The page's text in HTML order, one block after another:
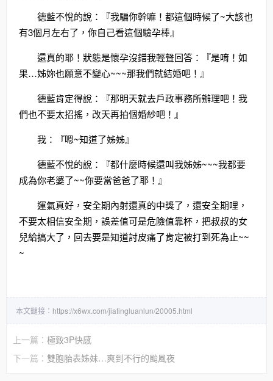
德藍不悅的說：『我騙你幹嘛！都這個時候了~大該也
有3個月左右了，你自己看這個驗孕棒』
還真的耶！狀態是懷孕沒錯我輕聲回答：『是唷！如
果…姊妳也願意不變心~~~那我們就結婚吧！』
德藍肯定得說：『那明天就去戶政事務所辦理吧！我
們也不要太招搖，改天再拍個婚紗吧！』
我：『嗯~知道了姊姊』
德藍不悅的說：『都什麼時候還叫我姊姊~~~我都要
成為你老婆了~~你要當爸爸了耶！』
運氣真好，安全期內射還真的中獎了，還安全期哩，
不要太相信安全期，誤差值可是危險值靠杯，把叔叔的女
兒給搞大了，回去要是知道討皮痛了肯定被打到死為止~~
~
本文鏈接： https://x6wx.com/jiatingluanlun/20005.html
上一篇： 極致3P快感
下一篇： 雙胞胎表姊妹…爽到不行的颱風夜